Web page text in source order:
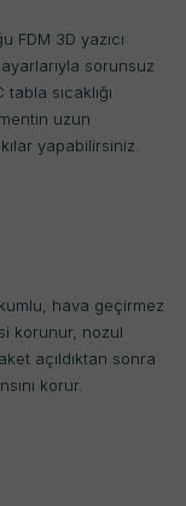
FDM 3D yazıcı
sorunsuz
sıcaklığı
uzun
yapabilirsiniz.
hava geçirmez
korunur, nozul
açıldıktan sonra
korur.